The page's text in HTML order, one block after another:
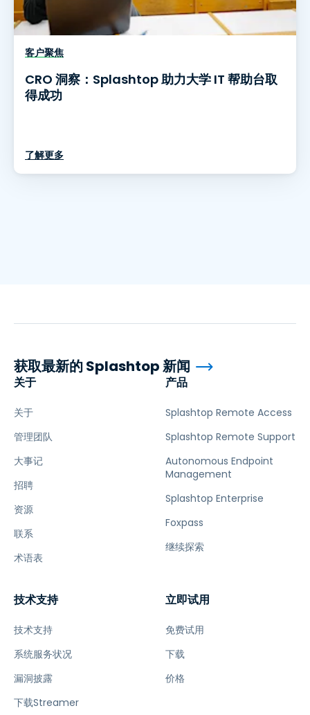
客户聚焦
CRO 洞察：Splashtop 助力大学 IT 帮助台取
得成功
了解更多
关于
关于
管理团队
大事记
招聘
资源
联系
术语表
产品
Splashtop Remote Access
Splashtop Remote Support
Autonomous Endpoint
Management
Splashtop Enterprise
Foxpass
继续探索
技术支持
技术支持
系统服务状况
漏洞披露
下载Streamer
立即试用
免费试用
下载
价格
获取最新的 Splashtop 新闻